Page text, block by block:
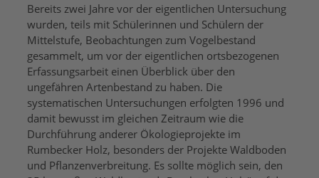
Bereits zwei Jahre vor der eigentlichen Untersuchung
wurden, teils mit Schülerinnen und Schülern der
Mittelstufe, Beobachtungen zum Vogelbestand
gesammelt, um vor der eigentlichen ortsbezogenen
Erfassungsarbeit einen Überblick über den
ungefähren Artenbestand zu haben. Die
systematischen Untersuchungen erfolgten 1996 und
damit bewusst im gleichen Zeitraum wie die
Durchführung anderer Ökologieprojekte im
Rumbecker Holz, besonders der Projekte Waldboden
und Pflanzenverbreitung. Es sollte möglich sein, den